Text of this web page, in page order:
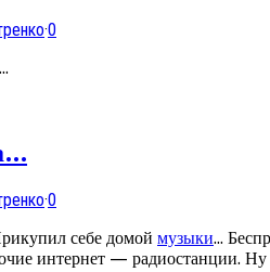
·0
·0
себе домой музыки...
интернет — радиостанции.